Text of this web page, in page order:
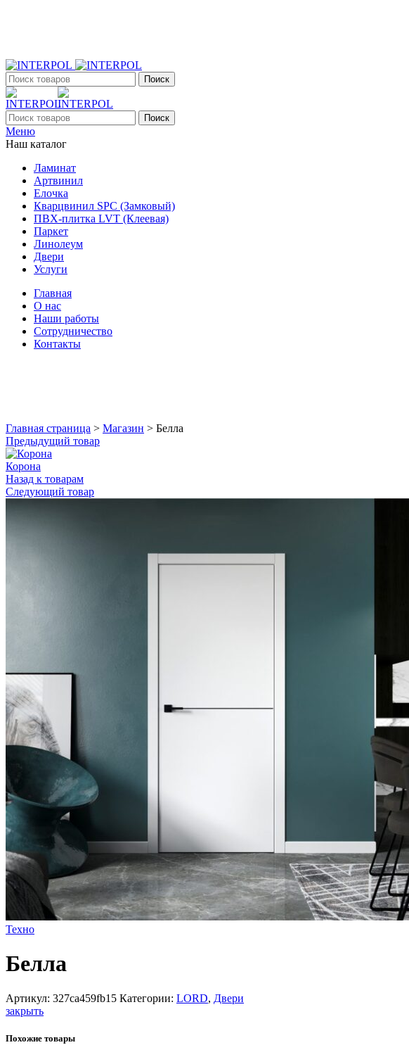
Поиск
Поиск
Меню
Наш каталог
Ламинат
Артвинил
Елочка
Кварцвинил SPC (Замковый)
ПВХ-плитка LVT (Клеевая)
Паркет
Линолеум
Двери
Услуги
Главная
О нас
Наши работы
Сотрудничество
Контакты
Главная страница > Магазин > Белла
Предыдущий товар
Корона
Назад к товарам
Следующий товар
Техно
Белла
Артикул: 327ca459fb15 Категории: LORD, Двери
закрыть
Похожие товары